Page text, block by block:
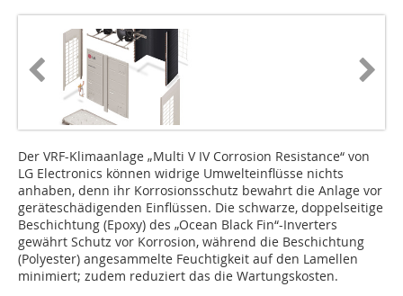
Der VRF-Klimaanlage „Multi V IV Corrosion Resistance“ von
LG Electronics können widrige Umwelteinflüsse nichts
anhaben, denn ihr Korrosionsschutz bewahrt die Anlage vor
geräteschädigenden Einflüssen. Die schwarze, doppelseitige
Beschichtung (Epoxy) des „Ocean Black Fin“-Inverters
gewährt Schutz vor Korrosion, während die Beschichtung
(Polyester) angesammelte Feuchtigkeit auf den Lamellen
minimiert; zudem reduziert das die Wartungskosten.